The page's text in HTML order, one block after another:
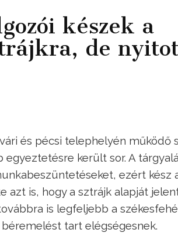
készek a
de
és pécsi telephelyén működő
került sor. A
ezért kész
azt is, hogy a sztrájk alapját
is legfeljebb a
tart elégségesnek.